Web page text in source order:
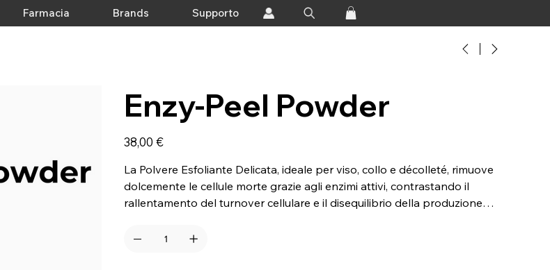
Farmacia Brands Supporto
Enzy-Peel Powder
Prezzo
38,00 €
La Polvere Esfoliante Delicata, ideale per viso, collo e décolleté, rimuove
dolcemente le cellule morte grazie agli enzimi attivi, contrastando il
rallentamento del turnover cellulare e il disequilibrio della produzione
affina la grana della pelle, minimizza le discromie e rinnova delicatamente